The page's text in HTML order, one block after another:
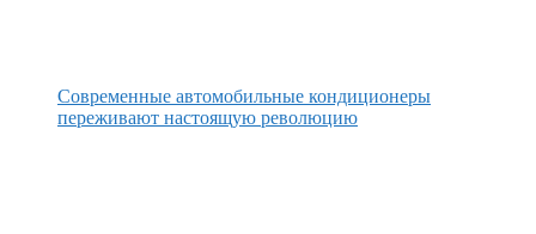
Современные автомобильные кондиционеры
переживают настоящую революцию